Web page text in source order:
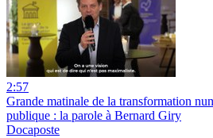
2:57
Grande matinale de la transformation
publique : la parole à Bernard Giry
Docaposte